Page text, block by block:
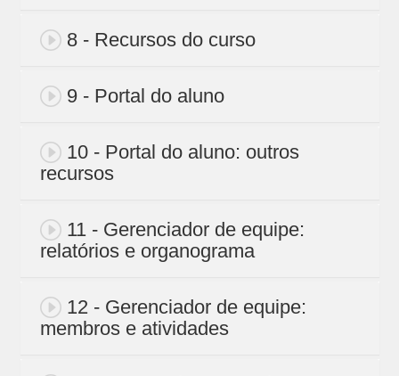
8 - Recursos do curso
9 - Portal do aluno
10 - Portal do aluno: outros
recursos
11 - Gerenciador de equipe:
relatórios e organograma
12 - Gerenciador de equipe:
membros e atividades